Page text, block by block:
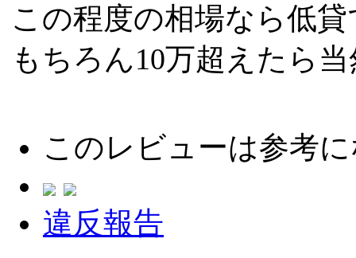
この程度の相場なら低
もちろん10万超えたら
このレビューは参考
違反報告